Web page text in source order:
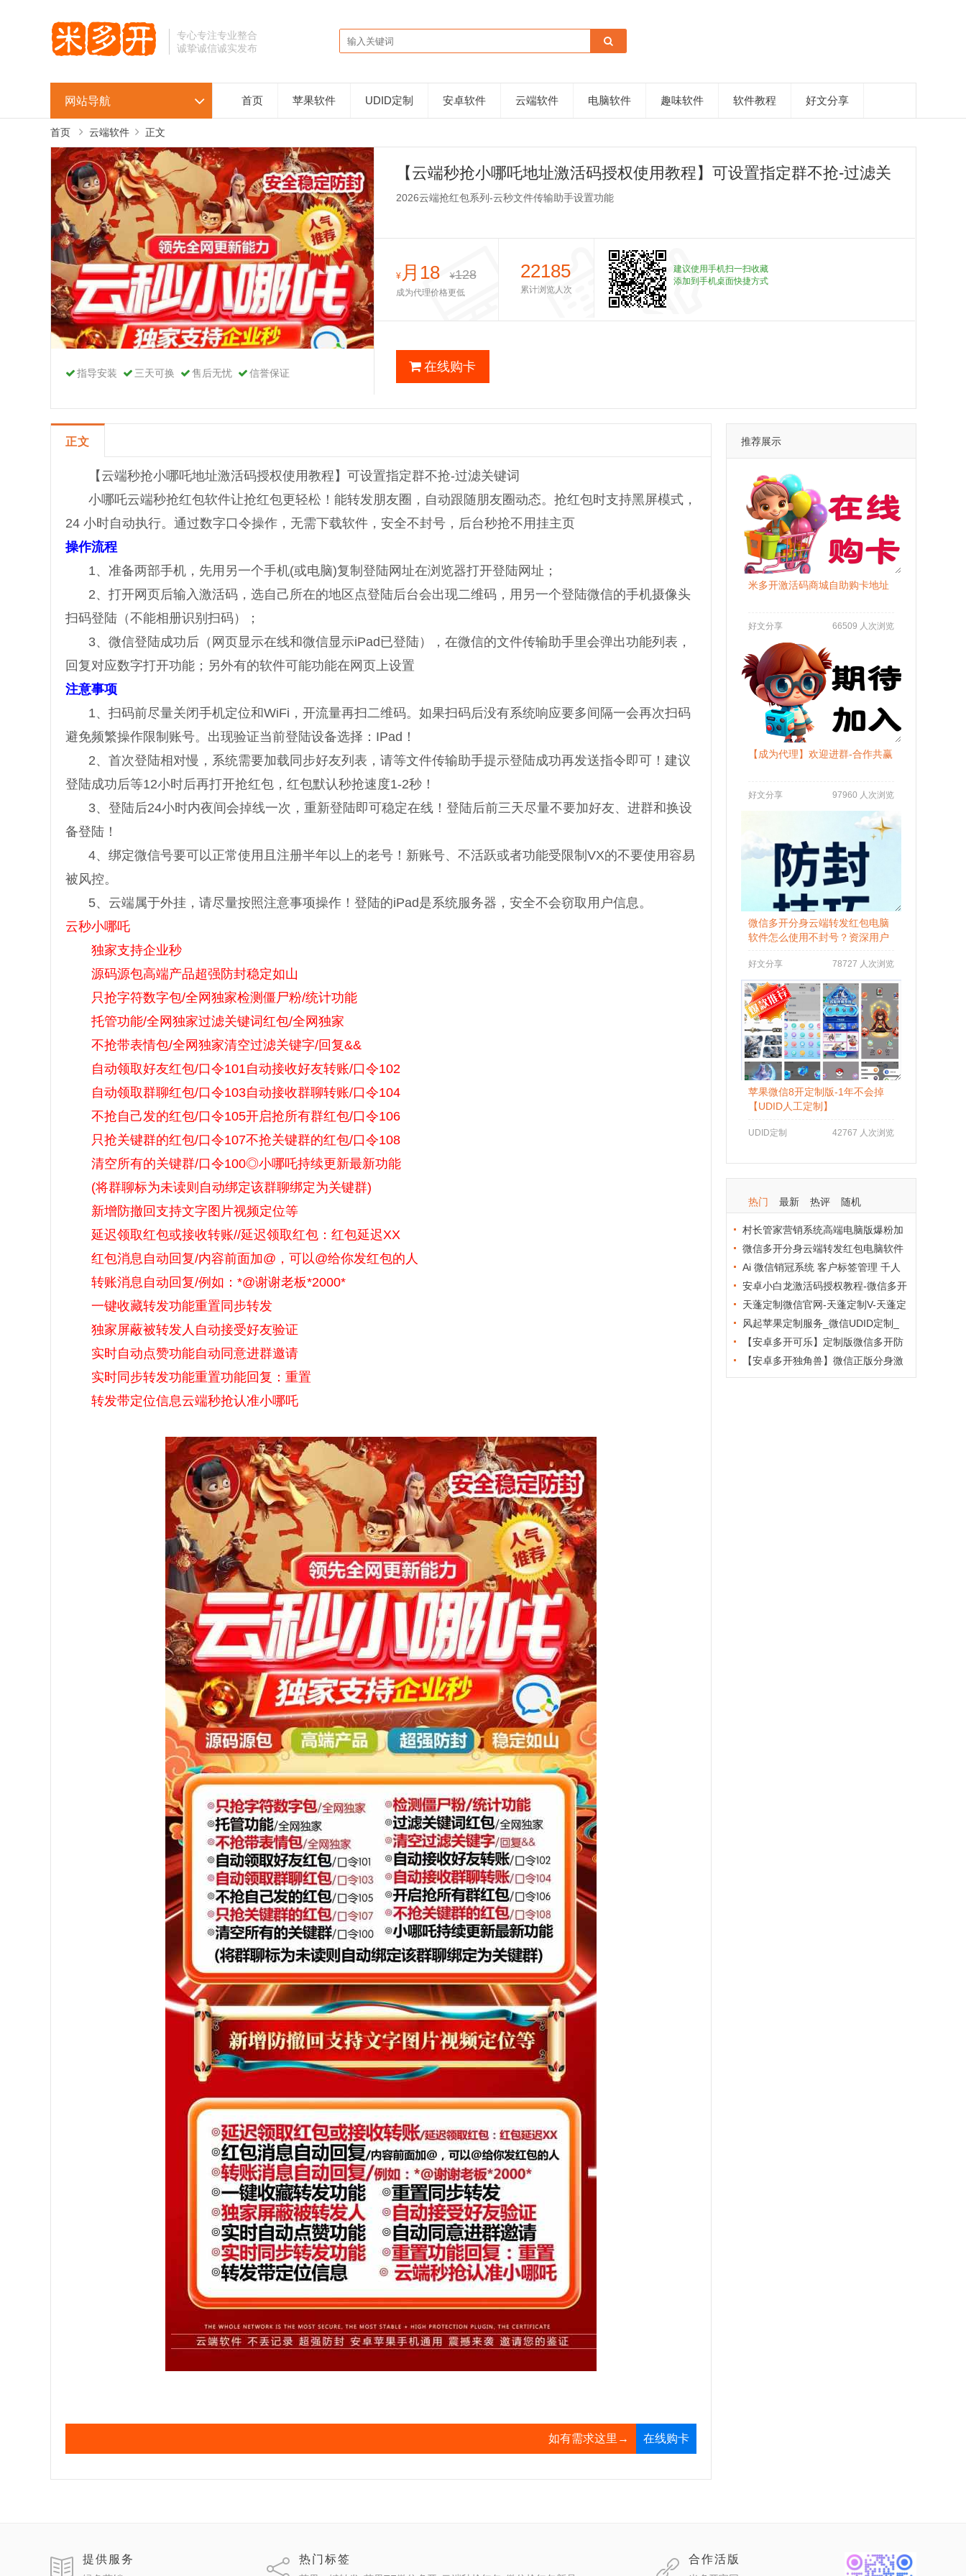
专心专注专业整合
诚挚诚信诚实发布
网站导航 首页 苹果软件 UDID定制 安卓软件 云端软件 电脑软件 趣味软件 软件教程 好文分享
首页 云端软件 正文
指导安装 三天可换 售后无忧 信誉保证
【云端秒抢小哪吒地址激活码授权使用教程】可设置指定群不抢-过滤关
键词
2026云端抢红包系列-云秒文件传输助手设置功能
¥月18 ¥128
成为代理价格更低
22185
累计浏览人次
建议使用手机扫一扫收藏
添加到手机桌面快捷方式
在线购卡
正文
【云端秒抢小哪吒地址激活码授权使用教程】可设置指定群不抢-过滤关键词
小哪吒云端秒抢红包软件让抢红包更轻松！能转发朋友圈，自动跟随朋友圈动态。抢红包时支持黑屏模式，
24 小时自动执行。通过数字口令操作，无需下载软件，安全不封号，后台秒抢不用挂主页
操作流程
1、准备两部手机，先用另一个手机(或电脑)复制登陆网址在浏览器打开登陆网址；
2、打开网页后输入激活码，选自己所在的地区点登陆后台会出现二维码，用另一个登陆微信的手机摄像头
扫码登陆（不能相册识别扫码）；
3、微信登陆成功后（网页显示在线和微信显示iPad已登陆），在微信的文件传输助手里会弹出功能列表，
回复对应数字打开功能；另外有的软件可能功能在网页上设置
注意事项
1、扫码前尽量关闭手机定位和WiFi，开流量再扫二维码。如果扫码后没有系统响应要多间隔一会再次扫码
避免频繁操作限制账号。出现验证当前登陆设备选择：IPad！
2、首次登陆相对慢，系统需要加载同步好友列表，请等文件传输助手提示登陆成功再发送指令即可！建议
登陆成功后等12小时后再打开抢红包，红包默认秒抢速度1-2秒！
3、登陆后24小时内夜间会掉线一次，重新登陆即可稳定在线！登陆后前三天尽量不要加好友、进群和换设
备登陆！
4、绑定微信号要可以正常使用且注册半年以上的老号！新账号、不活跃或者功能受限制VX的不要使用容易
被风控。
5、云端属于外挂，请尽量按照注意事项操作！登陆的iPad是系统服务器，安全不会窃取用户信息。
云秒小哪吒
独家支持企业秒
源码源包高端产品超强防封稳定如山
只抢字符数字包/全网独家检测僵尸粉/统计功能
托管功能/全网独家过滤关键词红包/全网独家
不抢带表情包/全网独家清空过滤关键字/回复&&
自动领取好友红包/口令101自动接收好友转账/口令102
自动领取群聊红包/口令103自动接收群聊转账/口令104
不抢自己发的红包/口令105开启抢所有群红包/口令106
只抢关键群的红包/口令107不抢关键群的红包/口令108
清空所有的关键群/口令100◎小哪吒持续更新最新功能
(将群聊标为未读则自动绑定该群聊绑定为关键群)
新增防撤回支持文字图片视频定位等
延迟领取红包或接收转账//延迟领取红包：红包延迟XX
红包消息自动回复/内容前面加@，可以@给你发红包的人
转账消息自动回复/例如：*@谢谢老板*2000*
一键收藏转发功能重置同步转发
独家屏蔽被转发人自动接受好友验证
实时自动点赞功能自动同意进群邀请
实时同步转发功能重置功能回复：重置
转发带定位信息云端秒抢认准小哪吒
如有需求这里→ 在线购卡
推荐展示
米多开激活码商城自助购卡地址
好文分享 66509 人次浏览
【成为代理】欢迎进群-合作共赢
好文分享 97960 人次浏览
微信多开分身云端转发红包电脑
软件怎么使用不封号？资深用户
好文分享 78727 人次浏览
苹果微信8开定制版-1年不会掉
【UDID人工定制】
UDID定制 42767 人次浏览
热门 最新 热评 随机
村长管家营销系统高端电脑版爆粉加
人群发拉群进群综合软件
微信多开分身云端转发红包电脑软件
怎么使用不封号？资深用户分享防封秘
籍
Ai 微信销冠系统 客户标签管理 千人
千面精准营销工具
安卓小白龙激活码授权教程-微信多开
新版稳定防封
天蓬定制微信官网-天蓬定制V-天蓬定
制版分身
风起苹果定制服务_微信UDID定制_
苹果微信分身多开版
【安卓多开可乐】定制版微信多开防
封6.2版本
【安卓多开独角兽】微信正版分身激
活码授权教程
提供服务 热门标签 合作活版